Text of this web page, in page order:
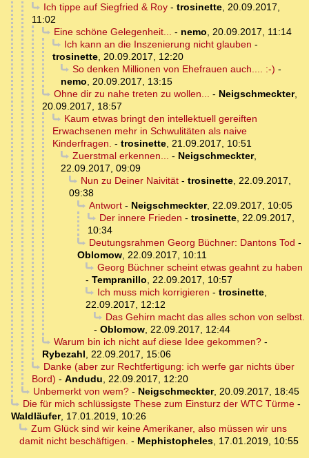
Ich tippe auf Siegfried & Roy- trosinette, 20.09.2017,
11:02
Eine schöne Gelegenheit... - nemo, 20.09.2017, 11:14
Ich kann an die Inszenierung nicht glauben -
trosinette, 20.09.2017, 12:20
So denken Millionen von Ehefrauen auch.... :-) -
nemo, 20.09.2017, 13:15
Ohne dir zu nahe treten zu wollen... - Neigschmeckter,
20.09.2017, 18:57
Kaum etwas bringt den intellektuell gereiften
Erwachsenen mehr in Schwulitäten als naive
Kinderfragen. - trosinette, 21.09.2017, 10:51
Zuerstmal erkennen... - Neigschmeckter,
22.09.2017, 09:09
Nun zu Deiner Naivität- trosinette, 22.09.2017,
09:38
Antwort- Neigschmeckter, 22.09.2017, 10:05
Der innere Frieden - trosinette, 22.09.2017,
10:34
Deutungsrahmen Georg Büchner: Dantons Tod -
Oblomow, 22.09.2017, 10:11
Georg Büchner scheint etwas geahnt zu haben
- Tempranillo, 22.09.2017, 10:57
Ich muss mich korrigieren - trosinette,
22.09.2017, 12:12
Das Gehirn macht das alles schon von selbst.
- Oblomow, 22.09.2017, 12:44
Warum bin ich nicht auf diese Idee gekommen?-
Rybezahl, 22.09.2017, 15:06
Danke (aber zur Rechtfertigung: ich werfe gar nichts über
Bord) - Andudu, 22.09.2017, 12:20
Unbemerkt von wem?- Neigschmeckter, 20.09.2017, 18:45
Die für mich schlüssigste These zum Einsturz der WTC Türme-
Waldläufer, 17.01.2019, 10:26
Zum Glück sind wir keine Amerikaner, also müssen wir uns
damit nicht beschäftigen. - Mephistopheles, 17.01.2019, 10:55